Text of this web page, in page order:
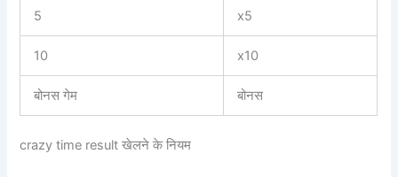
5 x5
10 x10
बोनस गेम बोनस
crazy time result खेलने के नियम